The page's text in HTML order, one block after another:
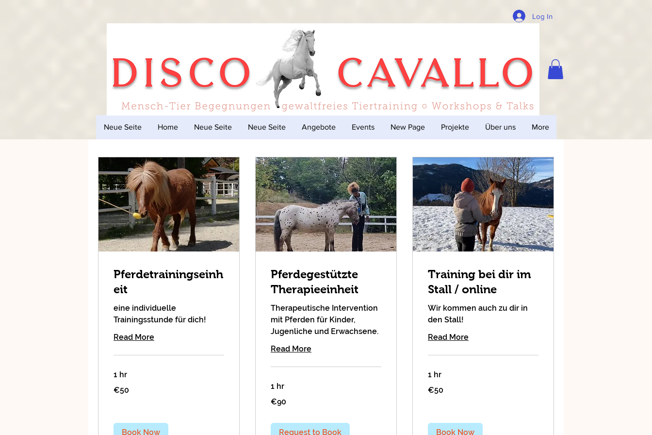
Log In
Neue Seite Home Neue Seite Neue Seite Angebote Events New Page Projekte Über uns More
Pferdetrainingseinh
eit
eine individuelle
Trainingsstunde für dich!
Read More
1 hr
euros
€50
Book Now
Pferdegestützte
Therapieeinheit
Therapeutische Intervention
mit Pferden für Kinder,
Jugenliche und Erwachsene.
Read More
1 hr
euros
€90
Request to Book
Training bei dir im
Stall / online
Wir kommen auch zu dir in
den Stall!
Read More
1 hr
euros
€50
Book Now